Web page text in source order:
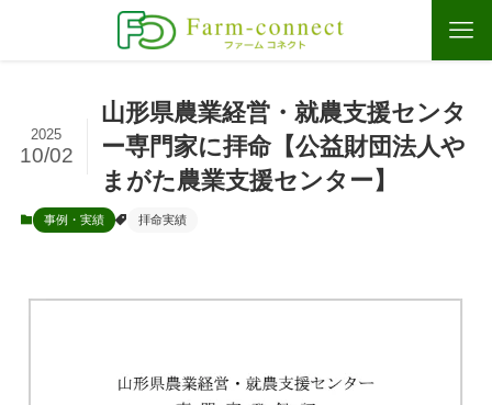
山形県農業経営・就農支援センタ
ー専門家に拝命【公益財団法人や
まがた農業支援センター】
2025
10/02
事例・実績 拝命実績